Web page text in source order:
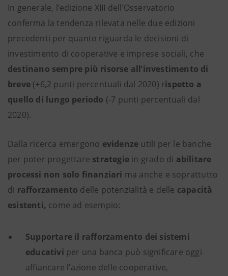
In generale, l’edizione XIII dell’Osservatorio
conferma la tendenza rilevata nelle due edizioni
precedenti per quanto riguarda le decisioni di
investimento di cooperative e imprese sociali, che
destinano sempre più risorse all’investimento di
breve (+6,2 punti percentuali dal 2020) rispetto a
quello di lungo periodo (-7 punti percentuali dal
2020).
Dalla ricerca emergono evidenze utili per le banche
per poter progettare strategie in grado di abilitare
processi non solo finanziari ma anche e soprattutto
di rafforzamento delle potenzialità e delle capacità
esistenti, come ad esempio:
Supportare il rafforzamento dei sistemi
educativi per una banca può significare oggi
affiancare l’azione delle cooperative,